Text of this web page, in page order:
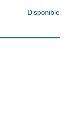
Disponible